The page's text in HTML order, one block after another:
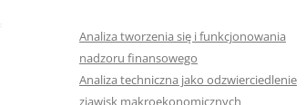
Analiza tworzenia się i funkcjonowania
nadzoru finansowego
Analiza techniczna jako odzwierciedlenie
zjawisk makroekonomicznych